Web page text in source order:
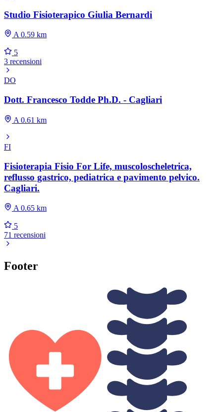
Studio Fisioterapico Giulia Bernardi
A 0.59 km
5
3 recensioni
DO
Dott. Francesco Todde Ph.D. - Cagliari
A 0.61 km
FI
Fisioterapia Fisio For Life, muscoloscheletrica,
reflusso gastrico, pediatrica e pavimento pelvico.
Cagliari.
A 0.65 km
5
71 recensioni
Footer